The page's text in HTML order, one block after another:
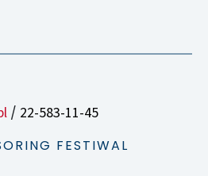
/ 22-583-11-45
FESTIWAL